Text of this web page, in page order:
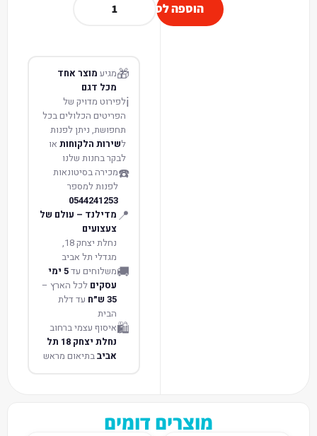
הוספה לסל
🎁מגיע מוצר אחד
מכל דגם
ℹ️לפירוט מדויק של
הפריטים הכלולים בכל
תחפושת, ניתן לפנות
לשירות הלקוחות או
לבקר בחנות שלנו
☎️מכירה בסיטונאות
לפנות למספר
0544241253
📍 מדילנד – עולם של
צעצועים
נחלת יצחק 18,
מגדלי תל אביב
🚚משלוחים עד 5 ימי
עסקים לכל הארץ –
35 ש״ח
עד דלת
הבית
🛍️איסוף עצמי ברחוב
נחלת יצחק 18 תל
אביבבתיאום מראש
מוצרים דומים